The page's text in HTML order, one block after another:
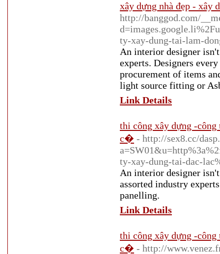
xây dựng nhà đẹp - xây
http://banggod.com/
ty-xay-dung-tai-lam-
An interior designer
experts. Designers
procurement of items
light source fitting or
Link Details
thi công xây dựng -
c� - http://sex8.cc/
ty-xay-dung-tai-dac-
An interior designer
assorted industry
panelling.
Link Details
thi công xây dựng -
c� - http://